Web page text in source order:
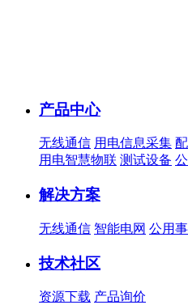
产品中心
无线通信 用电信息采集
用电智慧物联 测试设备
解决方案
无线通信 智能电网 公用
技术社区
资源下载 产品询价